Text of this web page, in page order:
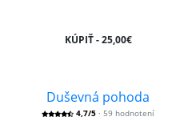
KÚPIŤ - 25,00€
Duševná pohoda
4,7/5 · 59 hodnotení